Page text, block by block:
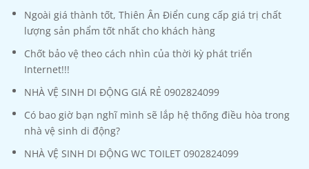
Ngoài giá thành tốt, Thiên Ân Điển cung cấp giá trị chất
lượng sản phẩm tốt nhất cho khách hàng
Chốt bảo vệ theo cách nhìn của thời kỳ phát triển
Internet!!!
NHÀ VỆ SINH DI ĐỘNG GIÁ RẺ 0902824099
Có bao giờ bạn nghĩ mình sẽ lắp hệ thống điều hòa trong
nhà vệ sinh di động?
NHÀ VỆ SINH DI ĐỘNG WC TOILET 0902824099